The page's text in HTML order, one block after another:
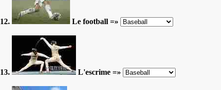
12. Le football =»
13. L'escrime =»